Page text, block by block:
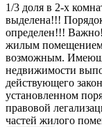
1/3 доля в 2-х
выделена!!!
определен!!!
жилым помещением
возможным.
недвижимости
действующего
установленном
правовой
частей жилого